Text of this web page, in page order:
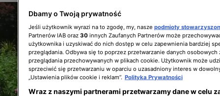
Dbamy o Twoją prywatność
Jeśli użytkownik wyrazi na to zgodę, my, nasze podmioty
Partnerów IAB oraz 30 innych Zaufanych Partnerów może
użytkownika i uzyskiwać do nich dostęp w celu zapewnienia bardziej
przeglądania. Odbywa się to poprzez przetwarzanie danych osobowych
przeglądania przechowywanych w plikach cookie. Użytkownik może
sprzeciwić się przetwarzaniu w oparciu o uzasadniony interes w
„Ustawienia plików cookie i reklam”. Polityka Prywatności
Wraz z naszymi partnerami przetwarzamy dane w celu